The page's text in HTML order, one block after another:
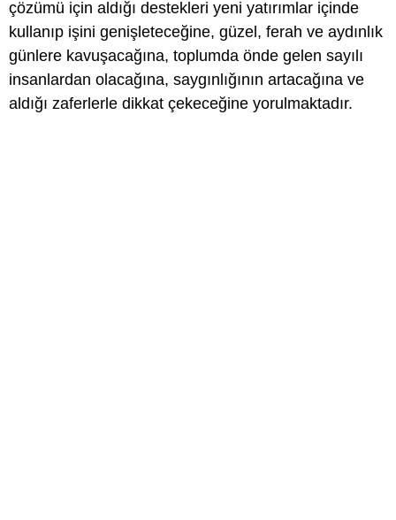
çözümü için aldığı destekleri yeni yatırımlar içinde
kullanıp işini genişleteceğine, güzel, ferah ve aydınlık
günlere kavuşacağına, toplumda önde gelen sayılı
insanlardan olacağına, saygınlığının artacağına ve
aldığı zaferlerle dikkat çekeceğine yorulmaktadır.